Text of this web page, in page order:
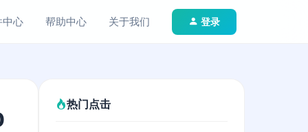
中心 帮助中心 关于我们 登录
热门点击